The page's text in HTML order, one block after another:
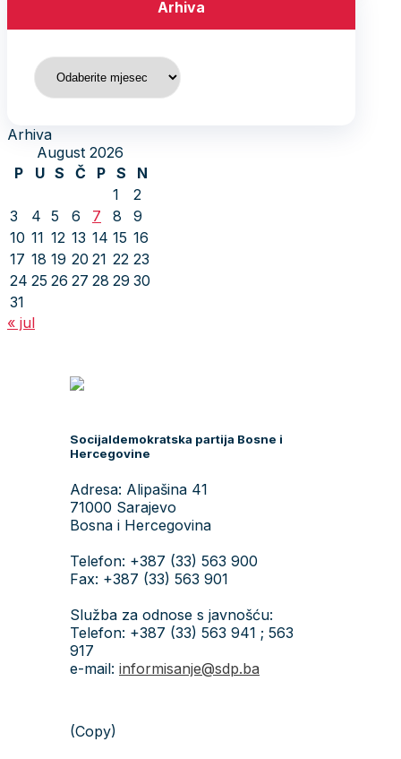
Arhiva
Arhiva
Arhiva
August 2026
P
U S Č P S
N
1
2
3
4 5 6 7 8
9
10 11 12 13 14 15 16
17 18 19 20 21 22 23
24 25 26 27 28 29 30
31
« jul
Socijaldemokratska partija Bosne i
Hercegovine
Adresa: Alipašina 41
71000 Sarajevo
Bosna i Hercegovina
Telefon: +387 (33) 563 900
Fax: +387 (33) 563 901
Služba za odnose s javnošću:
Telefon: +387 (33) 563 941 ; 563
917
e-mail: informisanje@sdp.ba
(Copy)